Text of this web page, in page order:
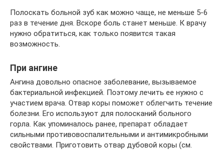
Полоскать больной зуб как можно чаще, не меньше 5-6
раз в течение дня. Вскоре боль станет меньше. К врачу
нужно обратиться, как только появится такая
возможность.
При ангине
Ангина довольно опасное заболевание, вызываемое
бактериальной инфекцией. Поэтому лечить ее нужно с
участием врача. Отвар коры поможет облегчить течение
болезни. Его используют для полосканий больного
горла. Как упоминалось ранее, препарат обладает
сильными противовоспалительными и антимикробными
свойствами. Приготовить отвар дубовой коры (см.